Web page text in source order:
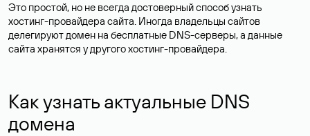
Это простой, но не всегда достоверный способ узнать
хостинг-провайдера сайта. Иногда владельцы сайтов
делегируют домен на бесплатные DNS-серверы, а данные
сайта хранятся у другого хостинг-провайдера.
Как узнать актуальные DNS
домена